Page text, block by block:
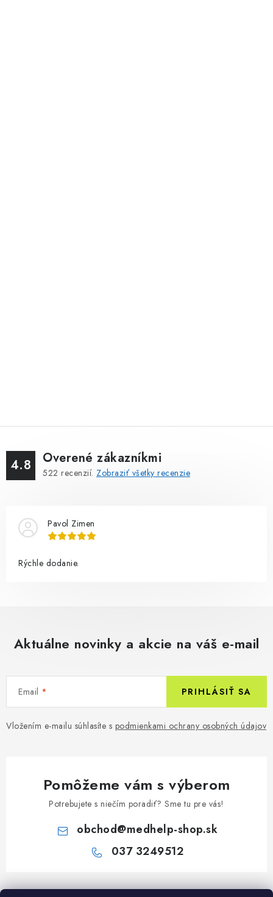
4.8 Overené zákazníkmi
522 recenzií. Zobraziť všetky recenzie
Pavol Zimen
Rýchle dodanie.
Aktuálne novinky a akcie na váš e-mail
Email
Vložením e-mailu súhlasíte s podmienkami ochrany osobných údajov
PRIHLÁSIŤ SA
Pomôžeme vám s výberom
Potrebujete s niečím poradiť? Sme tu pre vás!
obchod@medhelp-shop.sk
037 3249512
Z